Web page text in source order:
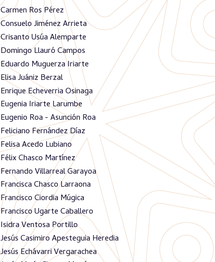
Carmen Ros Pérez
Consuelo Jiménez Arrieta
Crisanto Usúa Alemparte
Domingo Llauró Campos
Eduardo Muguerza Iriarte
Elisa Juániz Berzal
Enrique Echeverria Osinaga
Eugenia Iriarte Larumbe
Eugenio Roa - Asunción Roa
Feliciano Fernández Díaz
Felisa Acedo Lubiano
Félix Chasco Martínez
Fernando Villarreal Garayoa
Francisca Chasco Larraona
Francisco Ciordia Múgica
Francisco Ugarte Caballero
Isidra Ventosa Portillo
Jesús Casimiro Apesteguia Heredia
Jesús Echávarri Vergarachea